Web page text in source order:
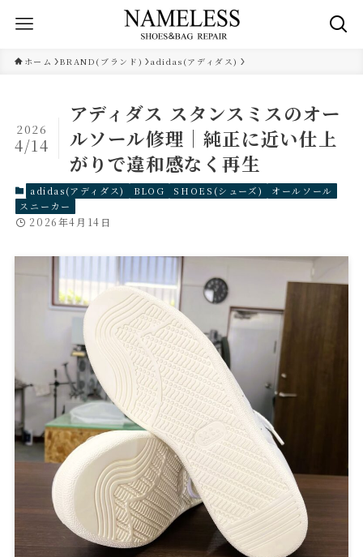
ホーム BRAND(ブランド) adidas(アディダス)
アディダス スタンスミスのオー
ルソール修理｜純正に近い仕上
がりで違和感なく再生
2026
4/14
adidas(アディダス) BLOG SHOES(シューズ)
オールソール
スニーカー
2026年4月14日